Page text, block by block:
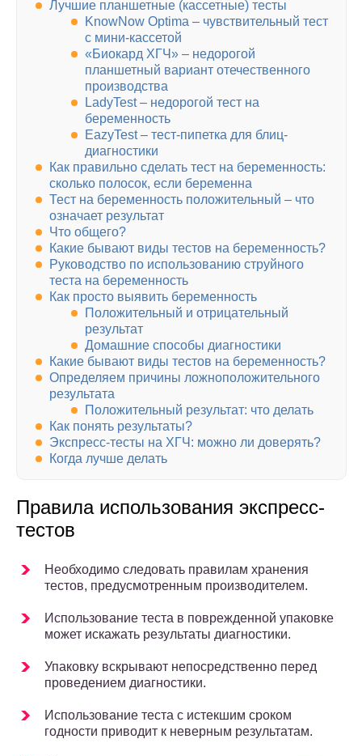
Лучшие планшетные (кассетные) тесты
KnowNow Optima – чувствительный тест
с мини-кассетой
«Биокард ХГЧ» – недорогой
планшетный вариант отечественного
производства
LadyTest – недорогой тест на
беременность
EazyTest – тест-пипетка для блиц-
диагностики
Как правильно сделать тест на беременность:
сколько полосок, если беременна
Тест на беременность положительный – что
означает результат
Что общего?
Какие бывают виды тестов на беременность?
Руководство по использованию струйного
теста на беременность
Как просто выявить беременность
Положительный и отрицательный
результат
Домашние способы диагностики
Какие бывают виды тестов на беременность?
Определяем причины ложноположительного
результата
Положительный результат: что делать
Как понять результаты?
Экспресс-тесты на ХГЧ: можно ли доверять?
Когда лучше делать
Правила использования экспресс-
тестов
Необходимо следовать правилам хранения
тестов, предусмотренным производителем.
Использование теста в поврежденной упаковке
может искажать результаты диагностики.
Упаковку вскрывают непосредственно перед
проведением диагностики.
Использование теста с истекшим сроком
годности приводит к неверным результатам.